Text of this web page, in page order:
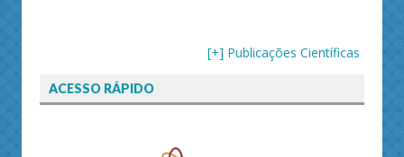
[+] Publicações Científicas
ACESSO RÁPIDO